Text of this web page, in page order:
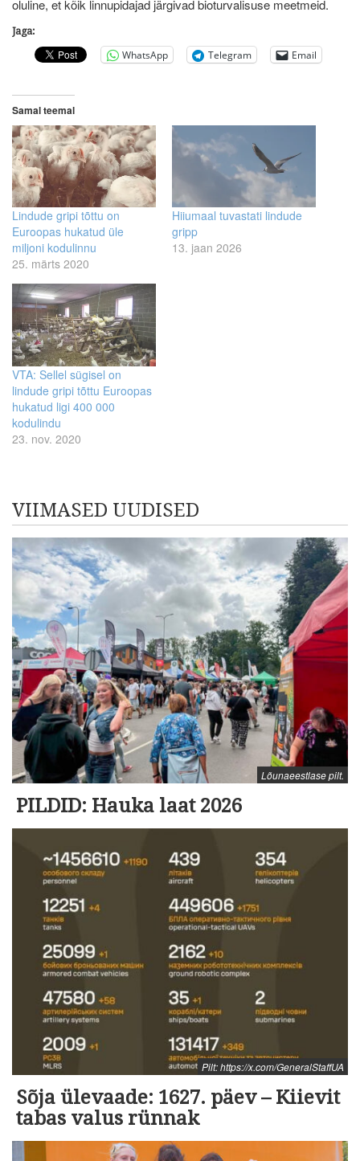
oluline, et kõik linnupidajad järgivad bioturvalisuse meetmeid.
Jaga:
WhatsApp Telegram Email
Samal teemal
Lindude gripi tõttu on
Euroopas hukatud üle
miljoni kodulinnu
25. märts 2020
Hiiumaal tuvastati lindude
gripp
13. jaan 2026
VTA: Sellel sügisel on
lindude gripi tõttu Euroopas
hukatud ligi 400 000
kodulindu
23. nov. 2020
VIIMASED UUDISED
Lõunaeestlase pilt.
PILDID: Hauka laat 2026
Pilt: https://x.com/GeneralStaffUA
Sõja ülevaade: 1627. päev – Kiievit
tabas valus rünnak